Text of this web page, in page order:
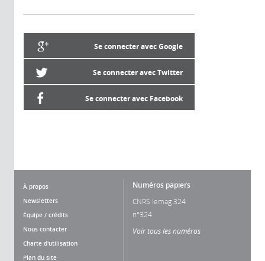
Se connecter avec Google
Se connecter avec Twitter
Se connecter avec Facebook
À propos
Newsletters
Équipe / crédits
Nous contacter
Charte d'utilisation
Plan du site
Numéros papiers
CNRS lemag 324
n°324
Voir tous les numéros